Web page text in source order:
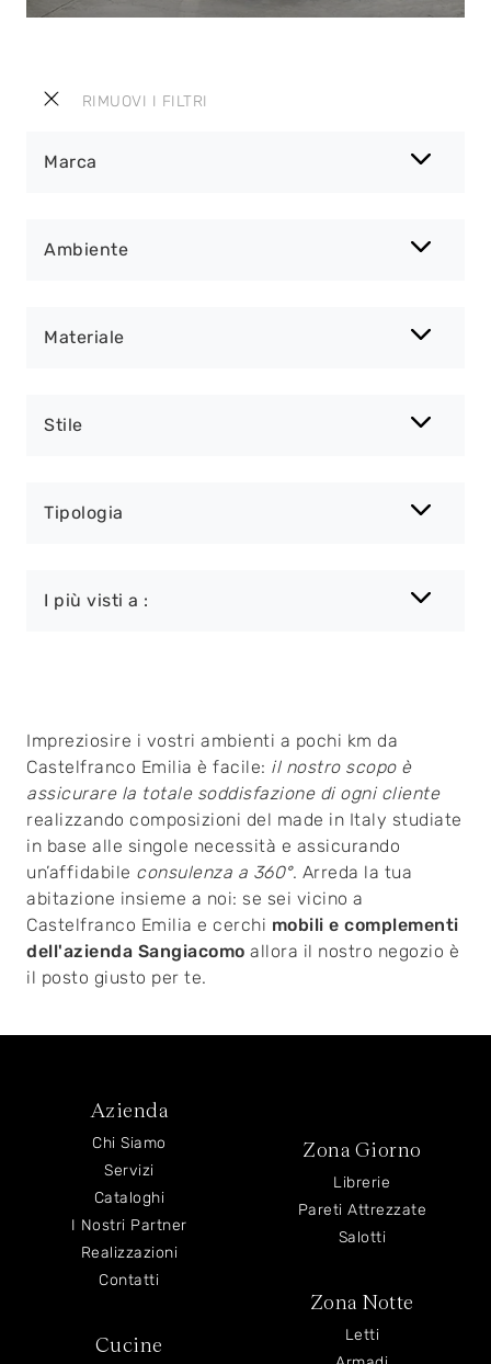
RIMUOVI I FILTRI
Marca
Ambiente
Materiale
Stile
Tipologia
I più visti a :
Impreziosire i vostri ambienti a pochi km da
Castelfranco Emilia è facile: il nostro scopo è
assicurare la totale soddisfazione di ogni cliente
realizzando composizioni del made in Italy studiate
in base alle singole necessità e assicurando
un’affidabile consulenza a 360°. Arreda la tua
abitazione insieme a noi: se sei vicino a
Castelfranco Emilia e cerchi mobili e complementi
dell'azienda Sangiacomo allora il nostro negozio è
il posto giusto per te.
Azienda
Chi Siamo
Servizi
Cataloghi
I Nostri Partner
Realizzazioni
Contatti
Cucine
Zona Giorno
Librerie
Pareti Attrezzate
Salotti
Zona Notte
Letti